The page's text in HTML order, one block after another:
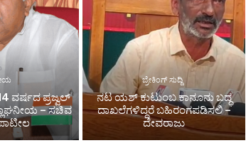
ವರ್ಷದ ಪ್ರಜ್ವಲ್
– ಸಚಿವ
ಬ್ರೇಕಿಂಗ್ ಸುದ್ದಿ
ನಟ ಯಶ್‌ ಕುಟುಂಬ ಕಾನೂನು ಬದ್ಧ
ದಾಖಲೆಗಳಿದ್ದರೆ ಬಹಿರಂಗಪಡಿಸಲಿ –
ದೇವರಾಜು